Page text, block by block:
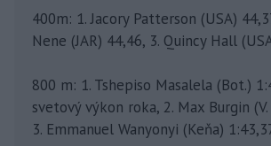
400m: 1. Jacory Patterson (USA)
Nene (JAR) 44,46, 3. Quincy Hall
800 m: 1. Tshepiso Masalela (Bot.)
svetový výkon roka, 2. Max Burgin
3. Emmanuel Wanyonyi (Keňa)